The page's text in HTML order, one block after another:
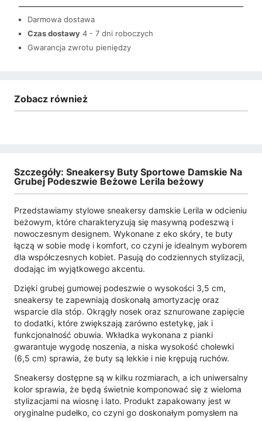
Darmowa dostawa
Czas dostawy 4 - 7 dni roboczych
Gwarancja zwrotu pieniędzy
Zobacz również
Szczegóły: Sneakersy Buty Sportowe Damskie Na
Grubej Podeszwie Beżowe Lerila beżowy
Przedstawiamy stylowe sneakersy damskie Lerila w odcieniu
beżowym, które charakteryzują się masywną podeszwą i
nowoczesnym designem. Wykonane z eko skóry, te buty
łączą w sobie modę i komfort, co czyni je idealnym wyborem
dla współczesnych kobiet. Pasują do codziennych stylizacji,
dodając im wyjątkowego akcentu.
Dzięki grubej gumowej podeszwie o wysokości 3,5 cm,
sneakersy te zapewniają doskonałą amortyzację oraz
wsparcie dla stóp. Okrągły nosek oraz sznurowane zapięcie
to dodatki, które zwiększają zarówno estetykę, jak i
funkcjonalność obuwia. Wkładka wykonana z pianki
gwarantuje wygodę noszenia, a niska wysokość cholewki
(6,5 cm) sprawia, że buty są lekkie i nie krępują ruchów.
Sneakersy dostępne są w kilku rozmiarach, a ich uniwersalny
kolor sprawia, że będą świetnie komponować się z wieloma
stylizacjami na wiosnę i lato. Produkt zapakowany jest w
oryginalne pudełko, co czyni go doskonałym pomysłem na